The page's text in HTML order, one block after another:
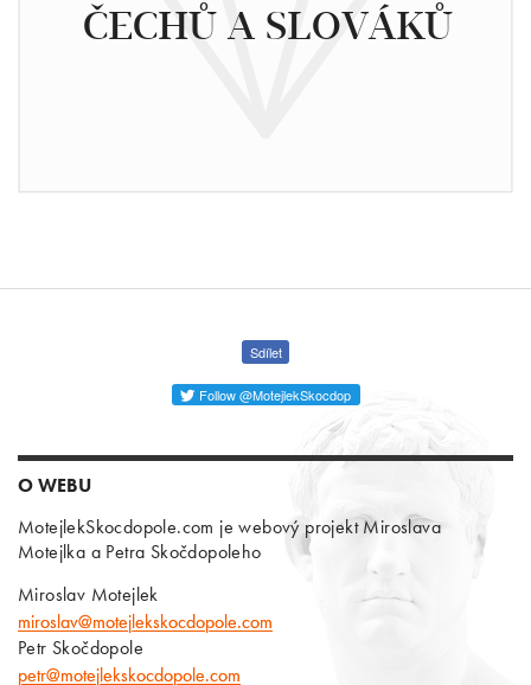
ČECHŮ A SLOVÁKŮ
Sdílet
Follow @MotejlekSkocdop
O WEBU
MotejlekSkocdopole.com je webový projekt Miroslava
Motejlka a Petra Skočdopoleho
Miroslav Motejlek
miroslav@motejlekskocdopole.com
Petr Skočdopole
petr@motejlekskocdopole.com